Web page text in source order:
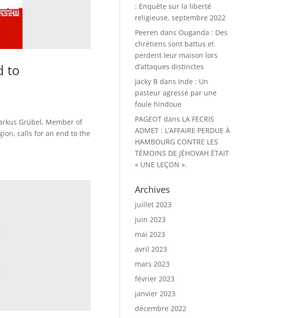
to
Grübel, Member of
calls for an end to the
: Enquête sur la liberté
religieuse, septembre 2022
Peeren dans Ouganda : Des
chrétiens sont battus et
perdent leur maison lors
d’attaques distinctes
Jacky B dans Inde : Un
pasteur agressé par une
foule hindoue
PAGEOT dans LA FECRIS
ADMET : L’AFFAIRE PERDUE À
HAMBOURG CONTRE LES
TÉMOINS DE JÉHOVAH ÉTAIT
« UNE LEÇON ».
Archives
juillet 2023
juin 2023
mai 2023
avril 2023
mars 2023
février 2023
janvier 2023
décembre 2022